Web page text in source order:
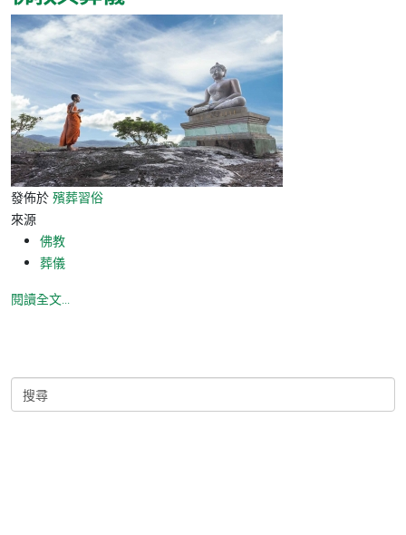
發佈於 殯葬習俗
來源
佛教
葬儀
閱讀全文...